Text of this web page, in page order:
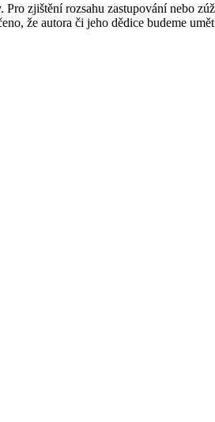
zjištění rozsahu zastupování nebo
že autora či jeho dědice budeme